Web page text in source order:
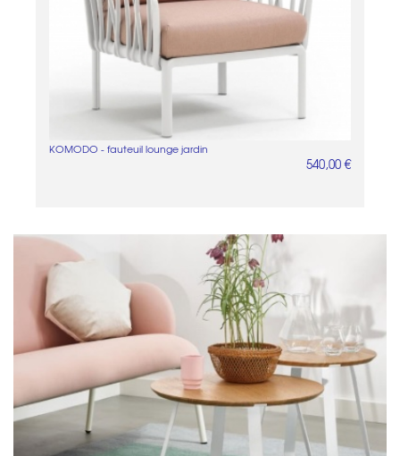
KOMODO - fauteuil lounge jardin
540,00 €